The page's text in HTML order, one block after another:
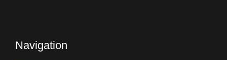
Navigation